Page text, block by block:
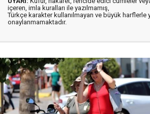
içeren, imla kuralları ile yazılmamış,
Türkçe karakter kullanılmayan ve büyük harflerle
onaylanmamaktadır.